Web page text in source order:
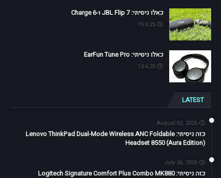
כאלו ניסיתי: JBL Flip 7 ו-Charge 6
15.6.25
כאלו ניסיתי: EarFun Tune Pro
13.6.25
LATEST
August 02, 2026
כזה ניסיתי: Lenovo ThinkPad Dual-Mode Wireless ANC Foldable
Headset 8550 (Aura Edition)
July 26, 2026
כזה ניסיתי: Logitech Signature Comfort Plus Combo MK880